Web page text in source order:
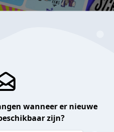
wanneer er nieuwe
zijn?